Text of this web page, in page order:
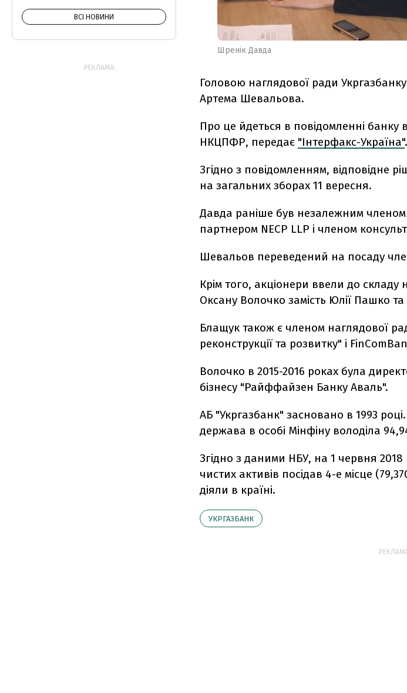
Шренік Давда
Головою наглядової ради
Артема Шевальова.
Про це йдеться в повідомленні банку
НКЦПФР, передає "Інтерфакс-Україна".
Згідно з повідомленням, відповідне
на загальних зборах 11 вересня.
Давда раніше був незалежним членом
партнером NECP LLP і членом
Шевальов переведений на посаду
Крім того, акціонери ввели до
Оксану Волочко замість Юлії Пашко
Блащук також є членом наглядової
реконструкції та розвитку" і
Волочко в 2015-2016 роках була
бізнесу "Райффайзен Банку Аваль".
АБ "Укргазбанк" засновано в 1993
держава в особі Мінфіну володіла
Згідно з даними НБУ, на 1 червня 2018
чистих активів посідав 4-е місце
діяли в країні.
УКРГАЗБАНК
ВСІ НОВИНИ
РЕКЛАМА: